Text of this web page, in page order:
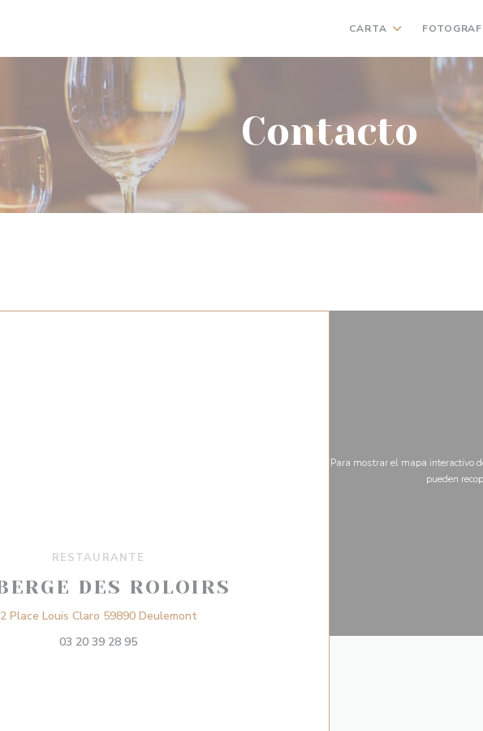
CARTA
Contacto
RESTAURANTE
DES ROLOIRS
2 Place Louis Claro 59890 Deulemont((abre en una nueva ventana))
03 20 39 28 95
Para mostrar el mapa interactivo
pueden